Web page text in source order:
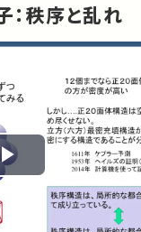
秩序と乱れ